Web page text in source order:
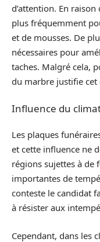
d’attention. En
plus fréquemment
et de mousses. De
nécessaires pour
taches. Malgré cela,
du marbre justifie
Influence du
Les plaques
et cette influence ne
régions sujettes à de
importantes de
conteste le candidat
à résister aux
Cependant, dans les